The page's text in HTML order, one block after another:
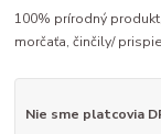
100% prírodný
morčaťa, činčily/
Nie sme platcovia